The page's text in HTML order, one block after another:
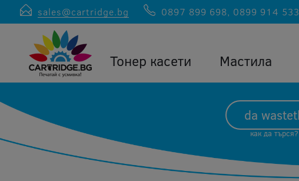
sales@cartridge.bg 0897 899 698, 0899 914 533
Тонер касети Мастила
как да търся?